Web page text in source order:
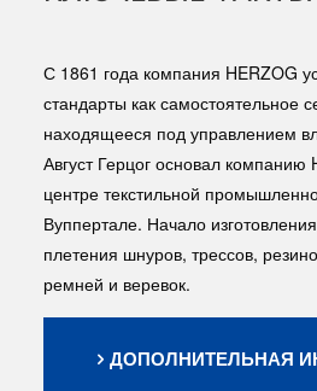
С 1861 года компания HERZOG
стандарты как самостоятельное
находящееся под управлением
Август Герцог основал
центре текстильной
Вуппертале. Начало
плетения шнуров, трессов,
ремней и веревок.
ДОПОЛНИТЕЛЬНАЯ